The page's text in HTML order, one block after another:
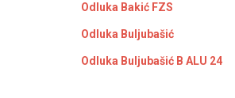
Odluka Bakić FZS
Odluka Buljubašić
Odluka Buljubašić B ALU 24